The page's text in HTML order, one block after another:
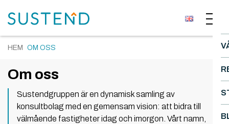
HEM OM OSS
Om oss
Sustendgruppen är en dynamisk samling av
konsultbolag med en gemensam vision: att bidra till
välmående fastigheter idag och imorgon. Vårt namn,